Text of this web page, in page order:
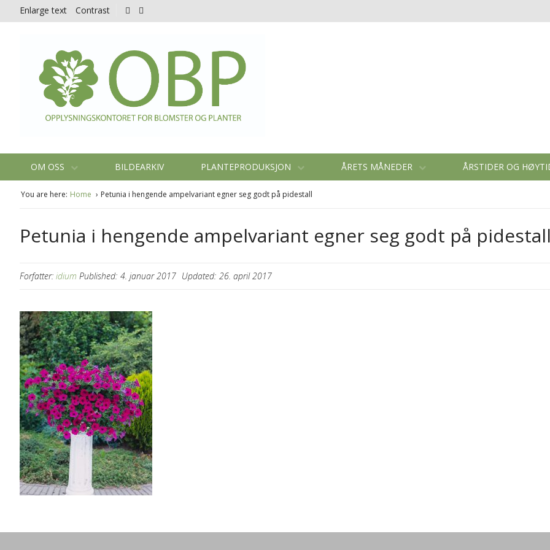
Enlarge text Contrast
OM OSS BILDEARKIV PLANTEPRODUKSJON ÅRETS MÅNEDER ÅRSTIDER OG
You are here: Home Petunia i hengende ampelvariant egner seg godt på pidestall
Petunia i hengende ampelvariant egner seg godt på pidestall
Forfatter: idium Published: 4. januar 2017 Updated: 26. april 2017